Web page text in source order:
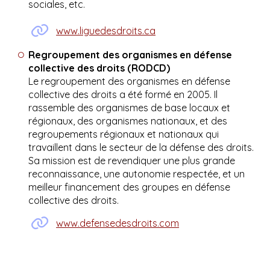
sociales, etc.
www.liguedesdroits.ca
Regroupement des organismes en défense
collective des droits (RODCD)
Le regroupement des organismes en défense
collective des droits a été formé en 2005. Il
rassemble des organismes de base locaux et
régionaux, des organismes nationaux, et des
regroupements régionaux et nationaux qui
travaillent dans le secteur de la défense des droits.
Sa mission est de revendiquer une plus grande
reconnaissance, une autonomie respectée, et un
meilleur financement des groupes en défense
collective des droits.
www.defensedesdroits.com